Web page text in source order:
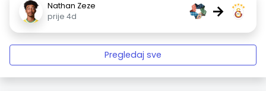
Nathan Zeze
prije 4d
→
Pregledaj sve